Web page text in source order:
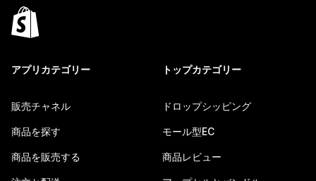
アプリカテゴリー
販売チャネル
商品を探す
商品を販売する
トップカテゴリー
ドロップシッピング
モール型EC
商品レビュー